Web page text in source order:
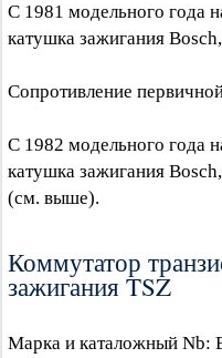
С 1981 модельного года
катушка зажигания
Сопротивление
С 1982 модельного года
катушка зажигания
(см. выше).
Коммутатор
зажигания TSZ
Марка и каталожный Nb: